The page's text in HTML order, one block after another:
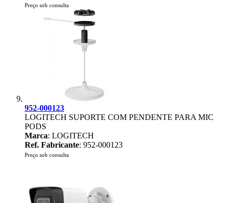
Preço sob consulta
952-000123
LOGITECH SUPORTE COM PENDENTE PARA MIC
PODS
Marca: LOGITECH
Ref. Fabricante: 952-000123
Preço sob consulta